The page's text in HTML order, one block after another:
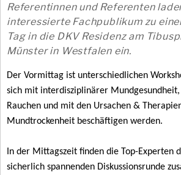
Referentinnen und Referenten
interessierte Fachpublikum zu
Tag in die DKV Residenz am
Münster in Westfalen ein.
Der Vormittag ist unterschiedlichen
sich mit interdisziplinärer
Rauchen und mit den Ursachen &
Mundtrockenheit beschäftigen werden.
In der Mittagszeit finden die Top-Experten
sicherlich spannenden Diskussionsrunde